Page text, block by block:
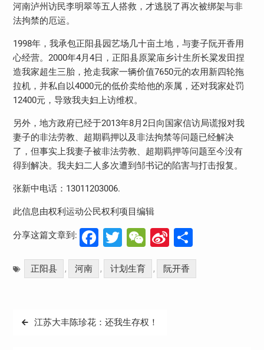
河南泸州访民李明翠等五人搭救，才逃脱了再次被绑架与非
法拘禁的厄运。
1998年，我承包正阳县园艺场几十亩土地，与妻子阮开香用
心经营。 2000年4月4日，正阳县原粱庙乡计生所长粱发田捏
造我家超生三胎，抢走我家一辆价值7650元的农用新四轮拖
拉机，并私自以4000元的低价卖给他的亲属，还对我家处罚
12400元，导致我夫妇上访维权。
另外，地方政府已经于2013年8月2日向国家信访局谎报对我
妻子的非法劳教、超期羁押以及非法拘禁等问题已经解决
了，但事实上我妻子被非法劳教、超期羁押等问题至今没有
得到解决。我夫妇二人多次遭到邹书记的陷害与打击报复。
张新中电话： 13011203006.
此信息由权利运动公民权利项目编辑
分享这篇文章到: Facebook
Twitter
WeChat
Sina
Weibo
分
享
正阳县 , 河南 , 计划生育 , 阮开香
文
江苏大丰陈珍花：还我生存权！